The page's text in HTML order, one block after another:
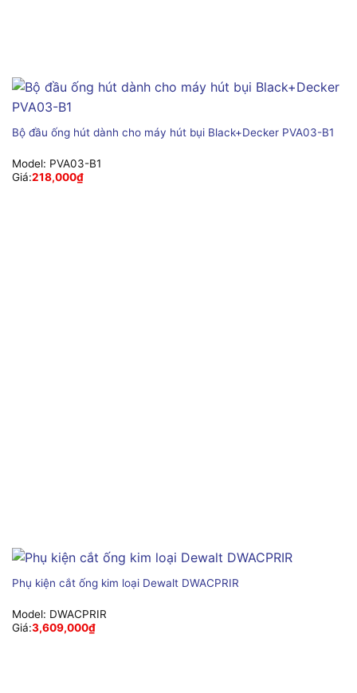
Bộ đầu ống hút dành cho máy hút bụi Black+Decker PVA03-B1
Model: PVA03-B1
Giá:218,000₫
Phụ kiện cắt ống kim loại Dewalt DWACPRIR
Model: DWACPRIR
Giá:3,609,000₫